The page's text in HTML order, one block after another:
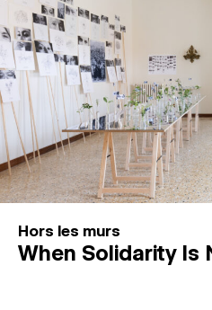
Hors les murs
When Solidarity Is